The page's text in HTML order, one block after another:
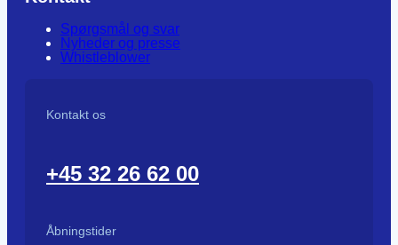
Spørgsmål og svar
Nyheder og presse
Whistleblower
Kontakt os
+45 32 26 62 00
Åbningstider